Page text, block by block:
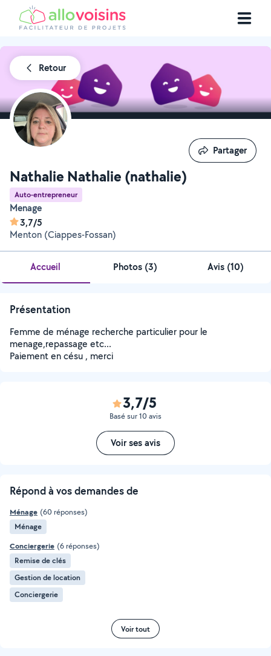
Retour
Nathalie Nathalie (nathalie)
Auto-entrepreneur
Menage
3,7/5
Menton (Ciappes-Fossan)
Partager
Partager
Accueil Photos (3) Avis (10)
Présentation
Femme de ménage recherche particulier pour le
menage,repassage etc...
Paiement en césu , merci
3,7/5
Basé sur 10 avis
Voir ses avis
Répond à vos demandes de
Ménage (60 réponses)
Ménage
Conciergerie (6 réponses)
Remise de clés
Gestion de location
Conciergerie
Voir tout